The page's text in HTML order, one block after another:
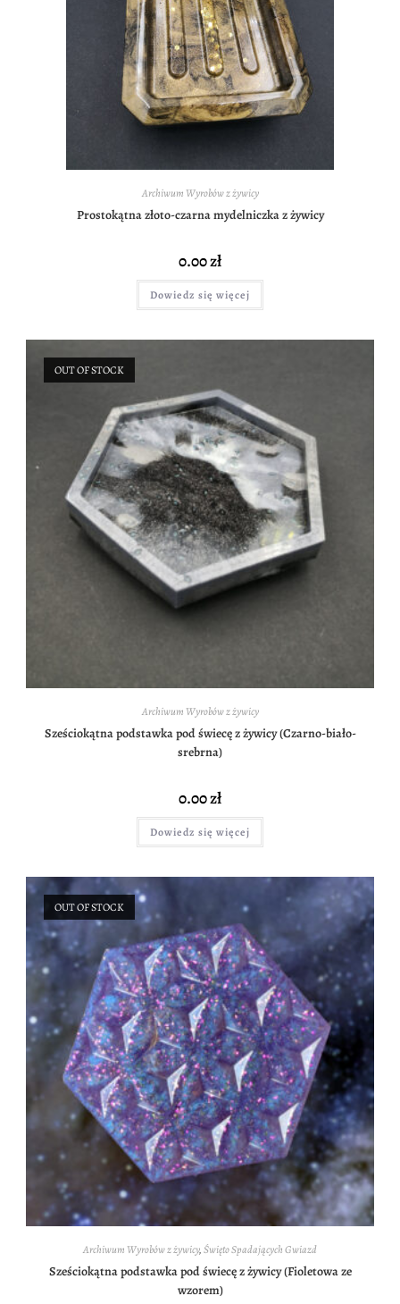
Archiwum Wyrobów z żywicy
Prostokątna złoto-czarna mydelniczka z żywicy
0.00zł
Dowiedz się więcej
OUT OF STOCK
Archiwum Wyrobów z żywicy
Sześciokątna podstawka pod świecę z żywicy (Czarno-biało-
srebrna)
0.00zł
Dowiedz się więcej
OUT OF STOCK
Archiwum Wyrobów z żywicy,Święto Spadających Gwiazd
Sześciokątna podstawka pod świecę z żywicy (Fioletowa ze
wzorem)